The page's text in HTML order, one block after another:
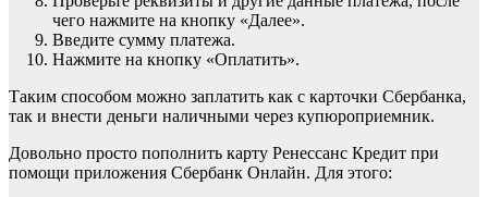
чего нажмите на кнопку «Далее».
Введите сумму платежа.
Нажмите на кнопку «Оплатить».
Таким способом можно заплатить как с карточки Сбербанка,
так и внести деньги наличными через купюроприемник.
Довольно просто пополнить карту Ренессанс Кредит при
помощи приложения Сбербанк Онлайн. Для этого: